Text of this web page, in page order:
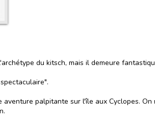
du kitsch, mais il demeure
palpitante sur l'île aux Cyclopes.